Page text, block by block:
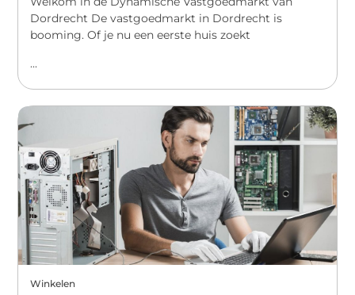
Dordrecht De vastgoedmarkt in Dordrecht is
booming. Of je nu een eerste huis zoekt
...
Winkelen